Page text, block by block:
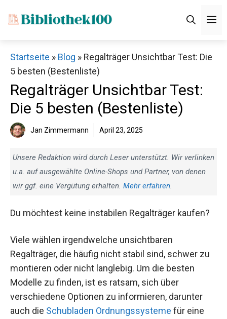
Inhalt
Startseite » Blog » Regalträger Unsichtbar Test: Die
5 besten (Bestenliste)
Regalträger Unsichtbar Test:
Die 5 besten (Bestenliste)
Jan Zimmermann April 23, 2025
Unsere Redaktion wird durch Leser unterstützt. Wir verlinken
u.a. auf ausgewählte Online-Shops und Partner, von denen
wir ggf. eine Vergütung erhalten. Mehr erfahren.
Du möchtest keine instabilen Regalträger kaufen?
Viele wählen irgendwelche unsichtbaren
Regalträger, die häufig nicht stabil sind, schwer zu
montieren oder nicht langlebig. Um die besten
Modelle zu finden, ist es ratsam, sich über
verschiedene Optionen zu informieren, darunter
auch die Schubladen Ordnungssysteme für eine